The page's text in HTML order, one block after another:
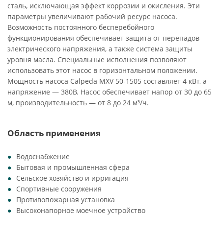
сталь, исключающая эффект коррозии и окисления. Эти
параметры увеличивают рабочий ресурс насоса.
Возможность постоянного бесперебойного
функционирования обеспечивает защита от перепадов
электрического напряжения, а также система защиты
уровня масла. Специальные исполнения позволяют
использовать этот насос в горизонтальном положении.
Мощность насоса Calpeda MXV 50-1505 составляет 4 кВт, а
напряжение — 380В. Насос обеспечивает напор от 30 до 65
м, производительность — от 8 до 24 м³/ч.
Область применения
Водоснабжение
Бытовая и промышленная сфера
Сельское хозяйство и ирригация
Спортивные сооружения
Противопожарная установка
Высоконапорное моечное устройство